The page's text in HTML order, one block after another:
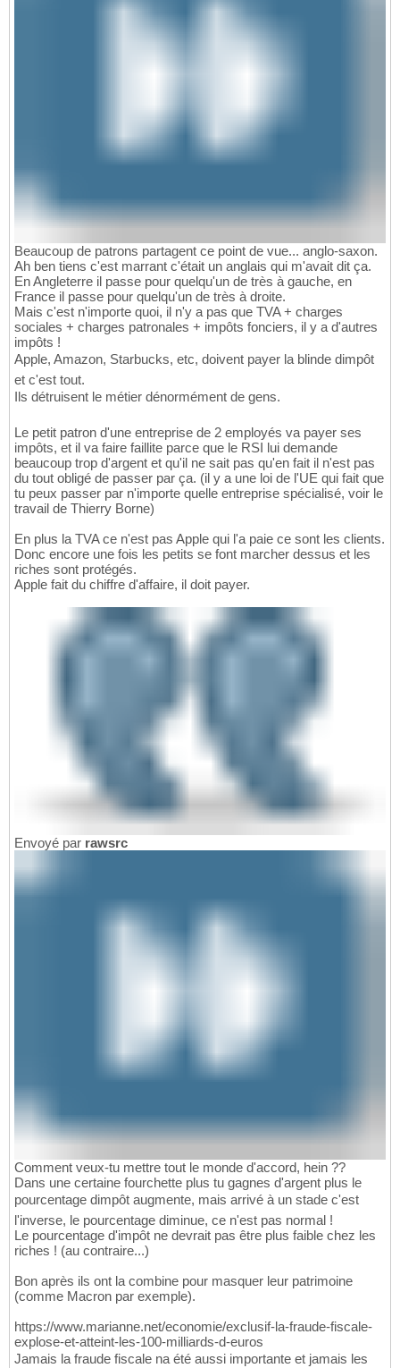
Beaucoup de patrons partagent ce point de vue... anglo-saxon.
Ah ben tiens c'est marrant c'était un anglais qui m'avait dit ça.
En Angleterre il passe pour quelqu'un de très à gauche, en
France il passe pour quelqu'un de très à droite.
Mais c'est n'importe quoi, il n'y a pas que TVA + charges
sociales + charges patronales + impôts fonciers, il y a d'autres
impôts !
Apple, Amazon, Starbucks, etc, doivent payer la blinde dimpôt
et c'est tout.
Ils détruisent le métier dénormément de gens.
Le petit patron d'une entreprise de 2 employés va payer ses
impôts, et il va faire faillite parce que le RSI lui demande
beaucoup trop d'argent et qu'il ne sait pas qu'en fait il n'est pas
du tout obligé de passer par ça. (il y a une loi de l'UE qui fait que
tu peux passer par n'importe quelle entreprise spécialisé, voir le
travail de Thierry Borne)
En plus la TVA ce n'est pas Apple qui l'a paie ce sont les clients.
Donc encore une fois les petits se font marcher dessus et les
riches sont protégés.
Apple fait du chiffre d'affaire, il doit payer.
Envoyé par rawsrc
Comment veux-tu mettre tout le monde d'accord, hein ??
Dans une certaine fourchette plus tu gagnes d'argent plus le
pourcentage dimpôt augmente, mais arrivé à un stade c'est
l'inverse, le pourcentage diminue, ce n'est pas normal !
Le pourcentage d'impôt ne devrait pas être plus faible chez les
riches ! (au contraire...)
Bon après ils ont la combine pour masquer leur patrimoine
(comme Macron par exemple).
https://www.marianne.net/economie/exclusif-la-fraude-fiscale-
explose-et-atteint-les-100-milliards-d-euros
Jamais la fraude fiscale na été aussi importante et jamais les